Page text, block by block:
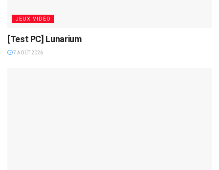
JEUX VIDÉO
[Test PC] Lunarium
7 AOÛT 2026